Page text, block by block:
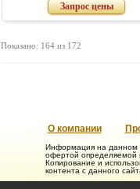
Запрос цены
Показано: 164 из 172
О компании
Информация на данном
офертой определяемой
Копирование и
контента с данного